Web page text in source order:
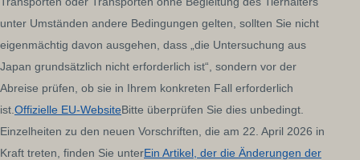
unter Umständen andere Bedingungen gelten, sollten Sie nicht
eigenmächtig davon ausgehen, dass „die Untersuchung aus
Japan grundsätzlich nicht erforderlich ist“, sondern vor der
Abreise prüfen, ob sie in Ihrem konkreten Fall erforderlich
ist. Offizielle EU-WebsiteBitte überprüfen Sie dies unbedingt.
Einzelheiten zu den neuen Vorschriften, die am 22. April 2026 in
Kraft treten, finden Sie unterEin Artikel, der die Änderungen der